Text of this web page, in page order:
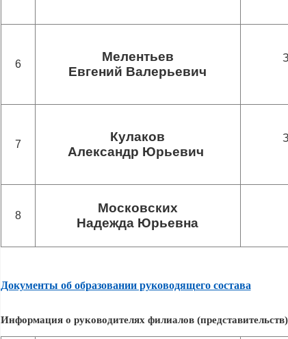
6
Мелентьев
Евгений Валерьевич
7
Кулаков
Александр Юрьевич
8
Московских
Надежда Юрьевна
Документы об образовании руководящего состава
Информация о руководителях филиалов